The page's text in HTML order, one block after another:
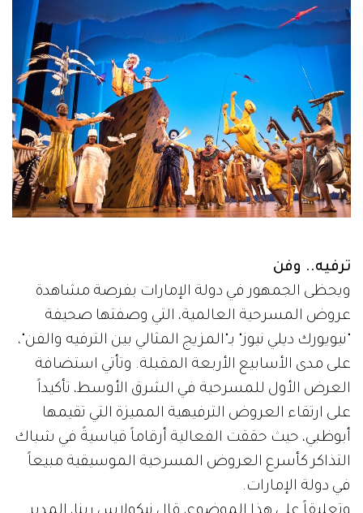
ترفيه.. وفن
ويحظى الجمهور في دولة الإمارات بفرصة مشاهدة
عروض المسرحية العالمية، التي وصفتها صحيفة
"نيويورك ديلي نيوز" بـ"المزيج المثالي بين الترفيه والفن"،
على مدى الأسابيع الأربعة المقبلة. وتأتي استضافة
العرض الأول للمسرحية في الشرق الأوسط، تأكيداً
على ارتقاء العروض الترفيهية المميزة التي تقيمها
أبوظبي، حيث حققت الفعالية أرقاماً قياسيةً في شباك
التذاكر كأسرع العروض المسرحية الموسيقية مبيعاً
في دولة الإمارات.